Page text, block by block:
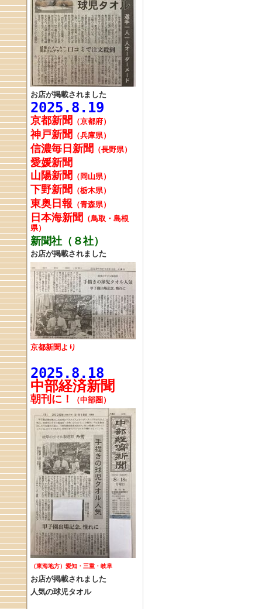
お店が掲載されました
2025.8.19
京都新聞 （京都府）
神戸新聞 （兵庫県）
信濃毎日新聞 （長野県）
愛媛新聞
山陽新聞 （岡山県）
下野新聞 （栃木県）
東奥日報 （青森県）
日本海新聞 （鳥取・島根
県）
新聞社（８社）
お店が掲載されました
京都新聞より
2025.8.18
中部経済新聞
朝刊に！ （中部圏）
（東海地方）愛知・三重・岐阜
お店が掲載されました
人気の球児タオル